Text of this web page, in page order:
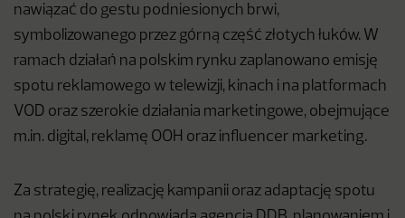
nawiązać do gestu podniesionych brwi,
symbolizowanego przez górną część złotych łuków. W
ramach działań na polskim rynku zaplanowano emisję
spotu reklamowego w telewizji, kinach i na platformach
VOD oraz szerokie działania marketingowe, obejmujące
m.in. digital, reklamę OOH oraz influencer marketing.
Za strategię, realizację kampanii oraz adaptację spotu